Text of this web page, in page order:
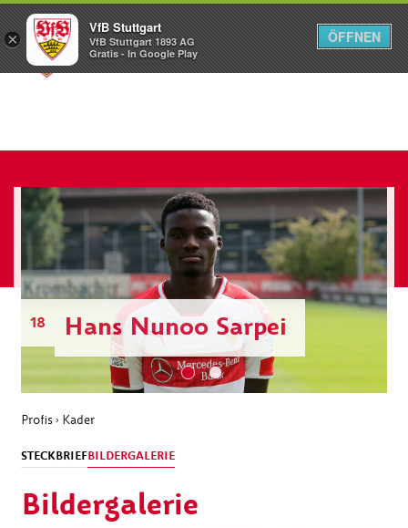
Menü
18 Hans Nunoo Sarpei
Profis › Kader
STECKBRIEFBILDERGALERIE
Bildergalerie
×
VfB Stuttgart
VfB Stuttgart 1893 AG
Gratis - In Google Play
ÖFFNEN